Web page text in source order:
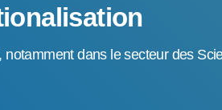
dans le secteur des